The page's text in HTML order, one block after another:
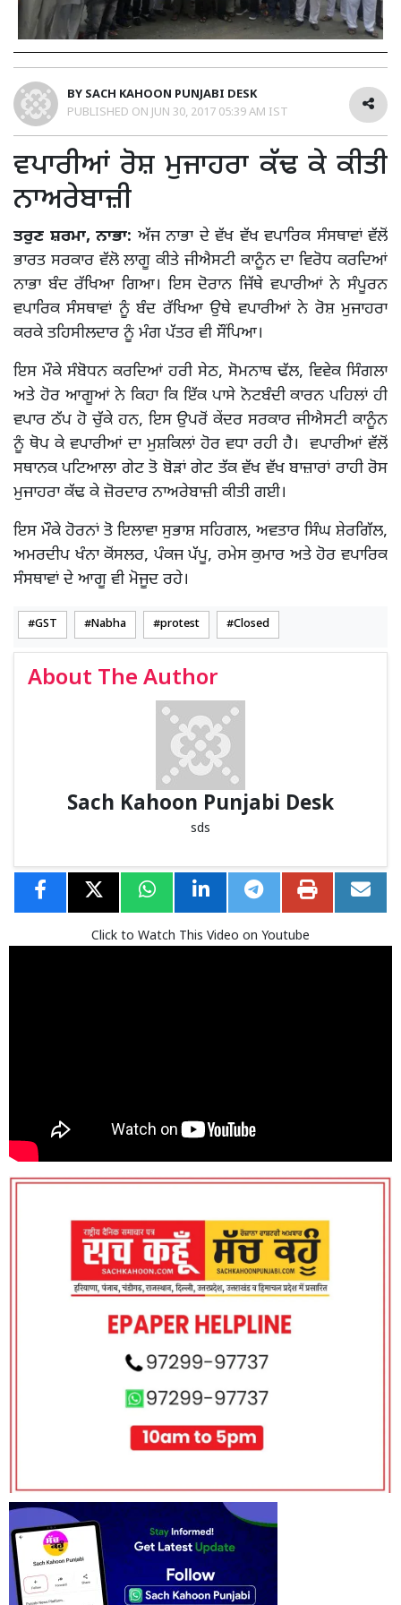
BY SACH KAHOON PUNJABI DESK
PUBLISHED ON JUN 30, 2017 05:39 AM IST
ਵਪਾਰੀਆਂ ਰੋਸ਼ ਮੁਜਾਹਰਾ ਕੱਢ ਕੇ ਕੀਤੀ
ਨਾਅਰੇਬਾਜ਼ੀ
ਤਰੁਣ ਸ਼ਰਮਾ, ਨਾਭਾ: ਅੱਜ ਨਾਭਾ ਦੇ ਵੱਖ ਵੱਖ ਵਪਾਰਿਕ ਸੰਸਥਾਵਾਂ ਵੱਲੋਂ
ਭਾਰਤ ਸਰਕਾਰ ਵੱਲੋ ਲਾਗੂ ਕੀਤੇ ਜੀਐਸਟੀ ਕਾਨੂੰਨ ਦਾ ਵਿਰੋਧ ਕਰਦਿਆਂ
ਨਾਭਾ ਬੰਦ ਰੱਖਿਆ ਗਿਆ। ਇਸ ਦੋਰਾਨ ਜਿੱਥੇ ਵਪਾਰੀਆਂ ਨੇ ਸੰਪੂਰਨ
ਵਪਾਰਿਕ ਸੰਸਥਾਵਾਂ ਨੂੰ ਬੰਦ ਰੱਖਿਆ ਉਥੇ ਵਪਾਰੀਆਂ ਨੇ ਰੋਸ਼ ਮੁਜਾਹਰਾ
ਕਰਕੇ ਤਹਿਸੀਲਦਾਰ ਨੂੰ ਮੰਗ ਪੱਤਰ ਵੀ ਸੌਂਪਿਆ।
ਇਸ ਮੌਕੇ ਸੰਬੋਧਨ ਕਰਦਿਆਂ ਹਰੀ ਸੇਠ, ਸੋਮਨਾਥ ਢੱਲ, ਵਿਵੇਕ ਸਿੰਗਲਾ
ਅਤੇ ਹੋਰ ਆਗੂਆਂ ਨੇ ਕਿਹਾ ਕਿ ਇੱਕ ਪਾਸੇ ਨੋਟਬੰਦੀ ਕਾਰਨ ਪਹਿਲਾਂ ਹੀ
ਵਪਾਰ ਠੱਪ ਹੋ ਚੁੱਕੇ ਹਨ, ਇਸ ਉਪਰੋਂ ਕੇਂਦਰ ਸਰਕਾਰ ਜੀਐਸਟੀ ਕਾਨੂੰਨ
ਨੂੰ ਥੋਪ ਕੇ ਵਪਾਰੀਆਂ ਦਾ ਮੁਸ਼ਕਿਲਾਂ ਹੋਰ ਵਧਾ ਰਹੀ ਹੈ। ਵਪਾਰੀਆਂ ਵੱਲੋਂ
ਸਥਾਨਕ ਪਟਿਆਲਾ ਗੇਟ ਤੋ ਬੋੜਾਂ ਗੇਟ ਤੱਕ ਵੱਖ ਵੱਖ ਬਾਜ਼ਾਰਾਂ ਰਾਹੀ ਰੋਸ
ਮੁਜਾਹਰਾ ਕੱਢ ਕੇ ਜ਼ੋਰਦਾਰ ਨਾਅਰੇਬਾਜ਼ੀ ਕੀਤੀ ਗਈ।
ਇਸ ਮੌਕੇ ਹੋਰਨਾਂ ਤੋ ਇਲਾਵਾ ਸੁਭਾਸ਼ ਸਹਿਗਲ, ਅਵਤਾਰ ਸਿੰਘ ਸ਼ੇਰਗਿੱਲ,
ਅਮਰਦੀਪ ਖੰਨਾ ਕੋਂਸਲਰ, ਪੰਕਜ ਪੱਪੂ, ਰਮੇਸ ਕੁਮਾਰ ਅਤੇ ਹੋਰ ਵਪਾਰਿਕ
ਸੰਸਥਾਵਾਂ ਦੇ ਆਗੂ ਵੀ ਮੋਜੂਦ ਰਹੇ।
GST Nabha protest Closed
About The Author
Sach Kahoon Punjabi Desk
sds
Click to Watch This Video on Youtube